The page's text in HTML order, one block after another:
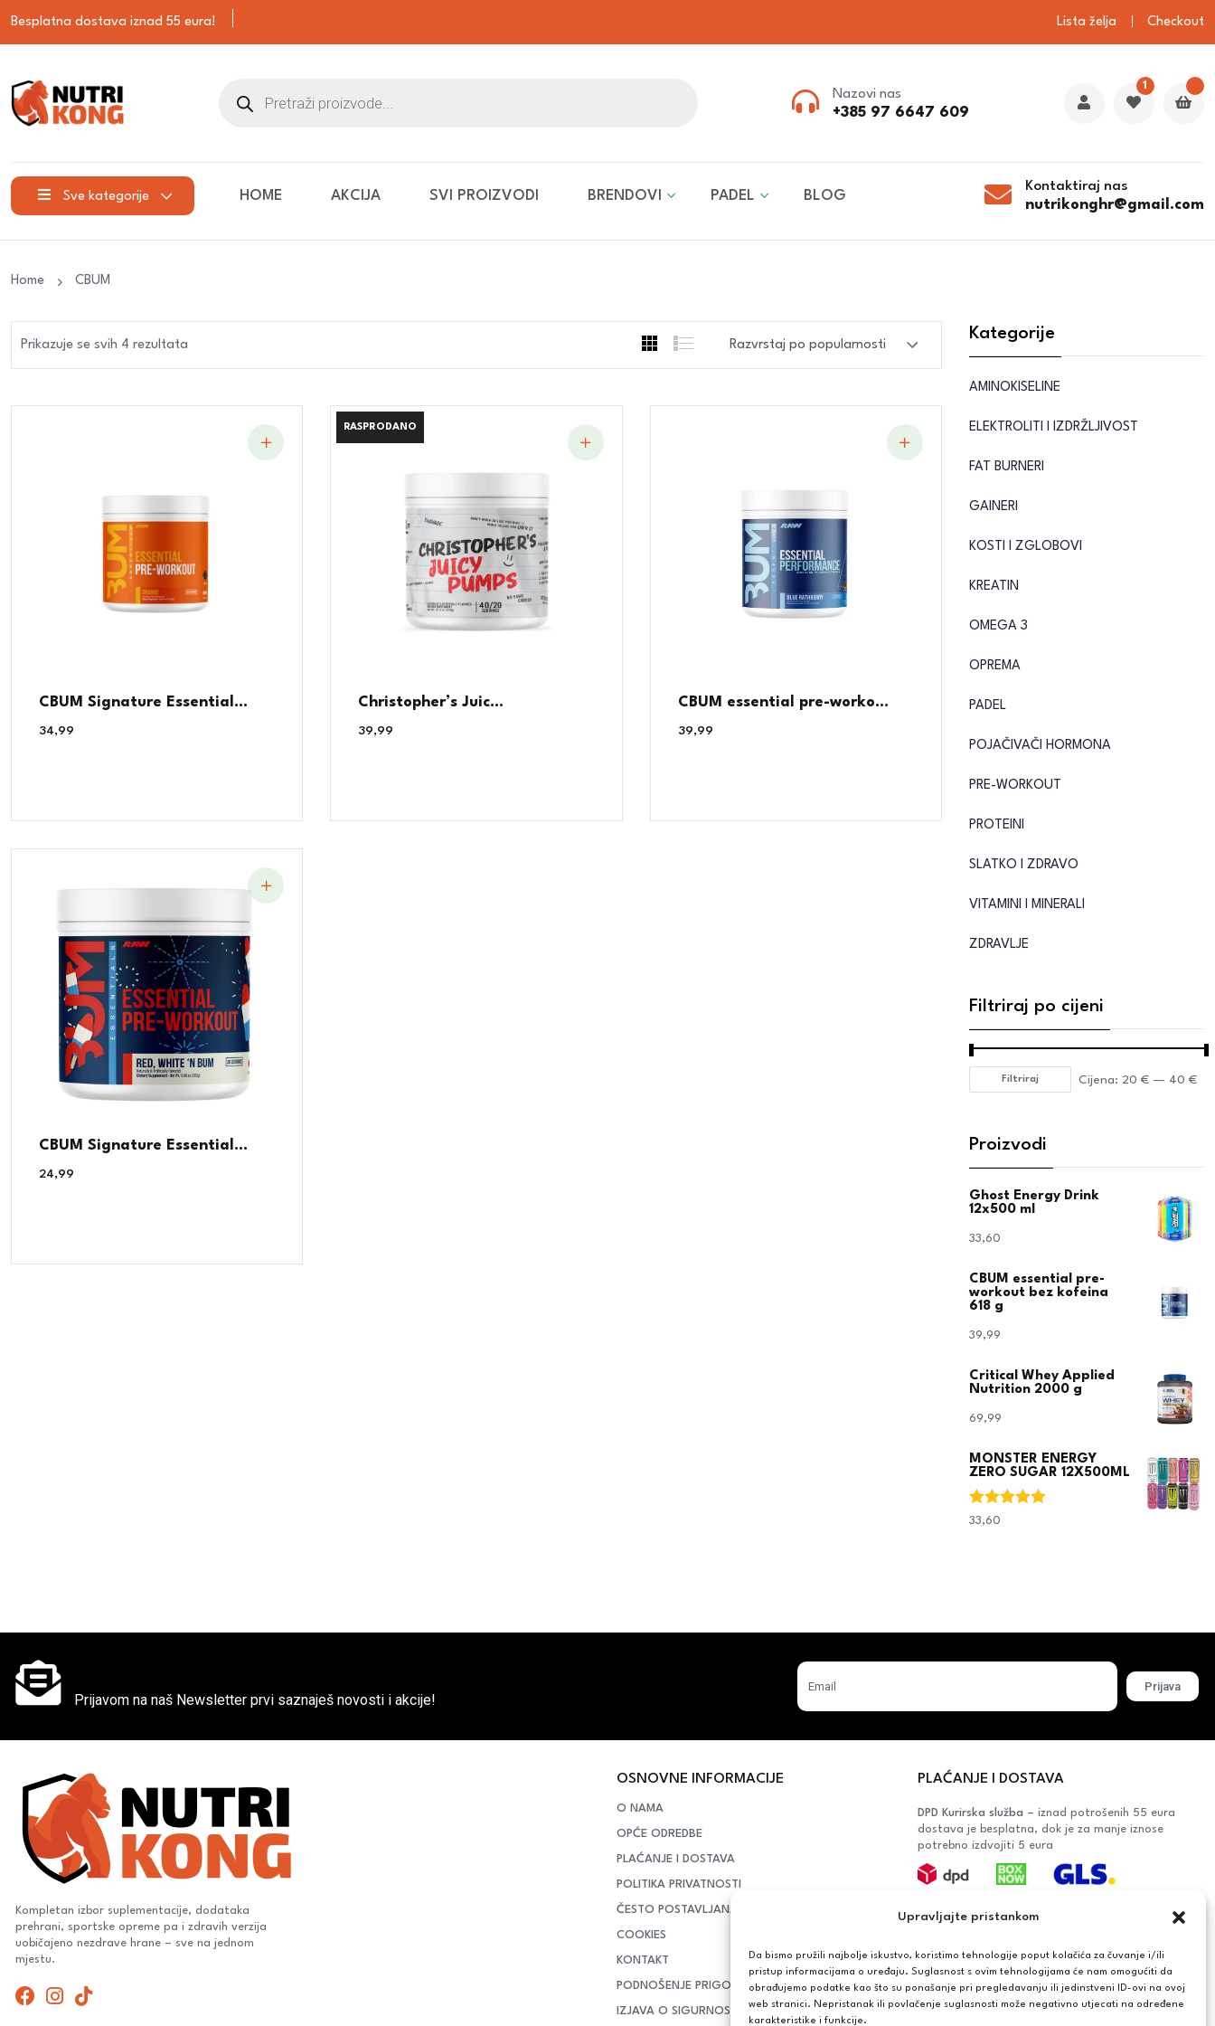
Upravljajte pristankom
Da bismo pružili najbolje iskustvo, koristimo tehnologije poput kolačića za čuvanje i/ili
pristup informacijama o uređaju. Suglasnost s ovim tehnologijama će nam omogućiti da
obrađujemo podatke kao što su ponašanje pri pregledavanju ili jedinstveni ID-ovi na ovoj
web stranici. Nepristanak ili povlačenje suglasnosti može negativno utjecati na određene
karakteristike i funkcije.
Besplatna dostava iznad 55 eura! Lista želja Checkout
Nazovi nas
+385 97 6647 609
1
Sve kategorije HOME AKCIJA SVI PROIZVODI BRENDOVI PADEL BLOG
Kontaktiraj nas
nutrikonghr@gmail.com
Home CBUM
Prikazuje se svih 4 rezultata
CBUM Signature Essential...
34,99
RASPRODANO
RASPRODANO
Christopher’s Juic...
39,99
CBUM essential pre-worko...
39,99
CBUM Signature Essential...
24,99
Kategorije
AMINOKISELINE
ELEKTROLITI I IZDRŽLJIVOST
FAT BURNERI
GAINERI
KOSTI I ZGLOBOVI
KREATIN
OMEGA 3
OPREMA
PADEL
POJAČIVAČI HORMONA
PRE-WORKOUT
PROTEINI
SLATKO I ZDRAVO
VITAMINI I MINERALI
ZDRAVLJE
Filtriraj po cijeni
Filtriraj Cijena: 20 € — 40 €
Proizvodi
Ghost Energy Drink
12x500 ml
33,60
CBUM essential pre-
workout bez kofeina
618 g
39,99
Critical Whey Applied
Nutrition 2000 g
69,99
MONSTER ENERGY
ZERO SUGAR 12X500ML
Ocjenjeno
33,60
Prijavom na naš Newsletter prvi saznaješ novosti i akcije!
Prijava
Kompletan izbor suplementacije, dodataka
prehrani, sportske opreme pa i zdravih verzija
uobičajeno nezdrave hrane – sve na jednom
mjestu.
OSNOVNE INFORMACIJE
O NAMA
OPĆE ODREDBE
PLAĆANJE I DOSTAVA
POLITIKA PRIVATNOSTI
ČESTO POSTAVLJANA PITANJA
COOKIES
KONTAKT
PODNOŠENJE PRIGOVORA POTROŠAČA
IZJAVA O SIGURNOSTI ONLINE PLAĆANJA
PLAĆANJE I DOSTAVA
DPD Kurirska služba – iznad potrošenih 55 eura
dostava je besplatna, dok je za manje iznose
potrebno izdvojiti 5 eura
Bankovna transakcija, plaćanje prilikom